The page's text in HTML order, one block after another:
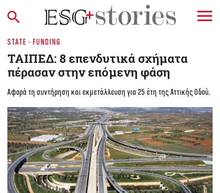
STATE - FUNDING
ΤΑΙΠΕΔ: 8 επενδυτικά σχήματα
πέρασαν στην επόμενη φάση
Αφορά τη συντήρηση και εκμετάλλευση για 25 έτη της Αττικής Οδού.